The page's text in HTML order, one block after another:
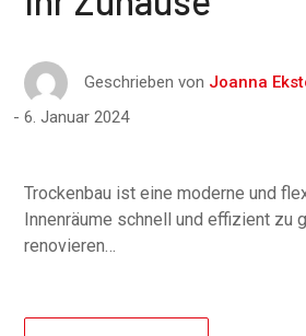
Geschrieben von Joanna
6. Januar 2024
Trockenbau ist eine moderne und
Innenräume schnell und effizient zu
renovieren…